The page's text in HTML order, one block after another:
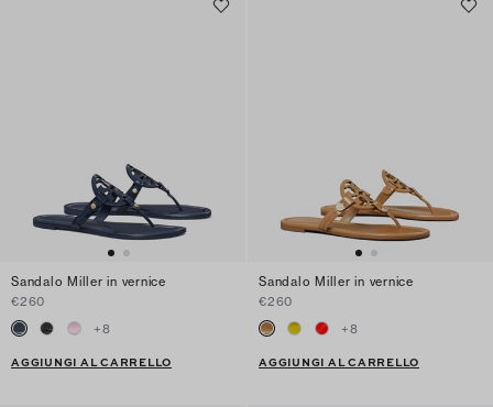
Sandalo Miller in vernice
€260
+8
AGGIUNGI AL CARRELLO
Sandalo Miller in vernice
€260
+8
AGGIUNGI AL CARRELLO